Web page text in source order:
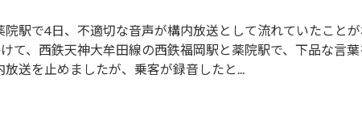
駅で4日、不適切な音声が構内放送として流れていたこと
て、西鉄天神大牟田線の西鉄福岡駅と薬院駅で、下品な言
送を止めましたが、乗客が録音したと...